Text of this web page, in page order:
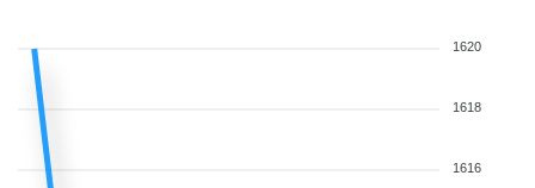
1620
1618
1616